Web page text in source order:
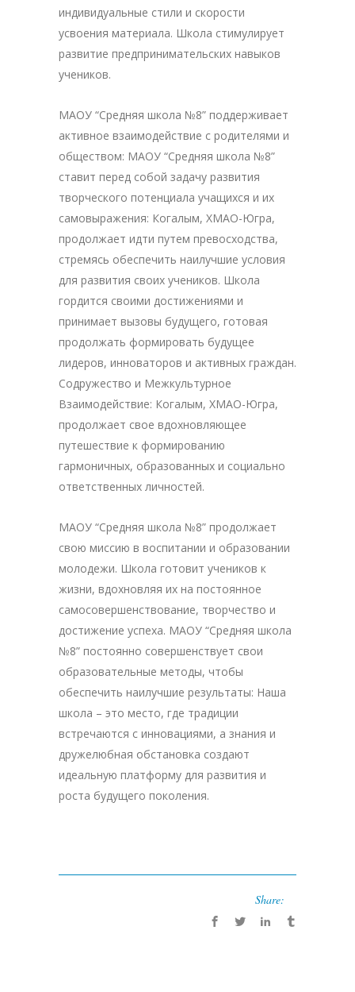
индивидуальные стили и скорости
усвоения материала. Школа стимулирует
развитие предпринимательских навыков
учеников.
МАОУ “Средняя школа №8” поддерживает
активное взаимодействие с родителями и
обществом: МАОУ “Средняя школа №8”
ставит перед собой задачу развития
творческого потенциала учащихся и их
самовыражения: Когалым, ХМАО-Югра,
продолжает идти путем превосходства,
стремясь обеспечить наилучшие условия
для развития своих учеников. Школа
гордится своими достижениями и
принимает вызовы будущего, готовая
продолжать формировать будущее
лидеров, инноваторов и активных граждан.
Содружество и Межкультурное
Взаимодействие: Когалым, ХМАО-Югра,
продолжает свое вдохновляющее
путешествие к формированию
гармоничных, образованных и социально
ответственных личностей.
МАОУ “Средняя школа №8” продолжает
свою миссию в воспитании и образовании
молодежи. Школа готовит учеников к
жизни, вдохновляя их на постоянное
самосовершенствование, творчество и
достижение успеха. МАОУ “Средняя школа
№8” постоянно совершенствует свои
образовательные методы, чтобы
обеспечить наилучшие результаты: Наша
школа – это место, где традиции
встречаются с инновациями, а знания и
дружелюбная обстановка создают
идеальную платформу для развития и
роста будущего поколения.
Share: